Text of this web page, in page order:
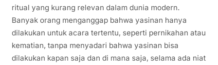
ritual yang kurang relevan dalam dunia modern.
Banyak orang menganggap bahwa yasinan hanya
dilakukan untuk acara tertentu, seperti pernikahan atau
kematian, tanpa menyadari bahwa yasinan bisa
dilakukan kapan saja dan di mana saja, selama ada niat